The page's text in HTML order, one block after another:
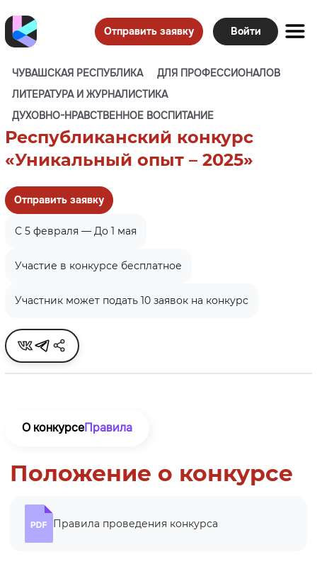
Отправить заявку Войти
ЧУВАШСКАЯ РЕСПУБЛИКА
ДЛЯ ПРОФЕССИОНАЛОВ
ЛИТЕРАТУРА И ЖУРНАЛИСТИКА
ДУХОВНО-НРАВСТВЕННОЕ ВОСПИТАНИЕ
Республиканский конкурс
«Уникальный опыт – 2025»
Отправить заявку
C 5 февраля — До 1 мая
Участие в конкурсе бесплатное
Участник может подать 10 заявок на конкурс
О конкурсеПравила
Положение о конкурсе
Правила проведения конкурса